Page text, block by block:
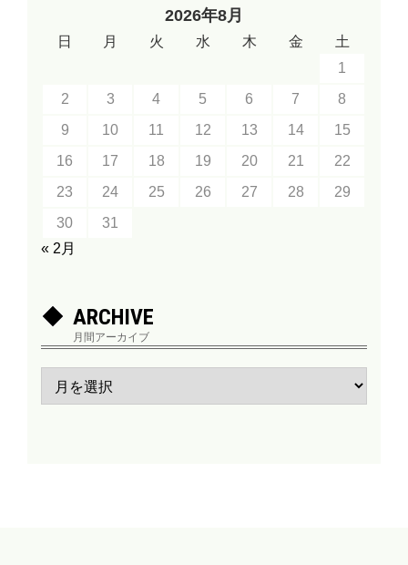
2026年8月
日 月 火 水 木 金
土
1
2
3 4 5 6 7
8
9
10 11 12 13 14
15
16
17 18 19 20 21
22
23
24 25 26 27 28
29
30
31
« 2月
ARCHIVE
月間アーカイブ